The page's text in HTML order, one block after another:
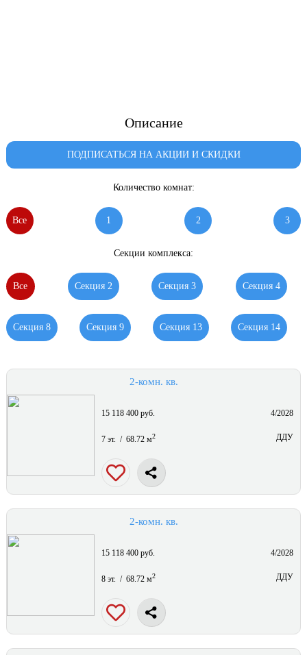
Описание
ПОДПИСАТЬСЯ НА АКЦИИ И СКИДКИ
Количество комнат:
Все 1 2 3
Секции комплекса:
Все Секция 2 Секция 3 Секция 4
Секция 8 Секция 9 Секция 13 Секция 14
2-комн. кв.
15 118 400 руб. 4/2028
7 эт. / 68.72 м2 ДДУ
2-комн. кв.
15 118 400 руб. 4/2028
8 эт. / 68.72 м2 ДДУ